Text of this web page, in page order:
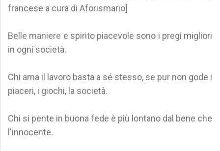
francese a cura di Aforismario]
Belle maniere e spirito piacevole sono i pregi migliori
in ogni società.
Chi ama il lavoro basta a sé stesso, se pur non gode i
piaceri, i giochi, la società.
Chi si pente in buona fede è più lontano dal bene che
l'innocente.